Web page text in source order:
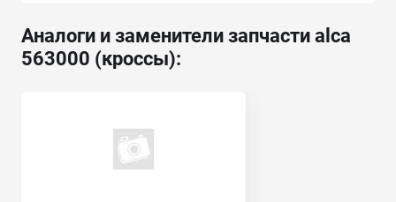
Аналоги и заменители запчасти alca
563000 (кроссы):